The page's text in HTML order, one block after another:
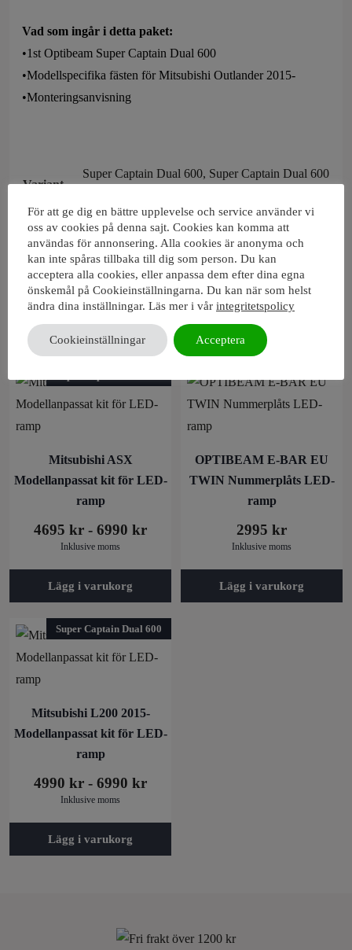
Vad som ingår i detta paket:
•1st Optibeam Super Captain Dual 600
•Modellspecifika fästen för Mitsubishi Outlander 2015-
•Monteringsanvisning
Variant
Super Captain Dual 600, Super Captain Dual 600
Artikelnummer dsm-8020100234
Relaterade produkter
Mitsubishi ASX
Modellanpassat kit för LED-
ramp
4695 kr - 6990 kr
Inklusive moms
Lägg i varukorg
här
varianter.
alternativen
kan
produktsidan
OPTIBEAM E-BAR EU
TWIN Nummerplåts LED-
ramp
2995 kr
Inklusive moms
Lägg i varukorg
Super Captain Dual 600
Mitsubishi L200 2015-
Modellanpassat kit för LED-
ramp
4990 kr - 6990 kr
Inklusive moms
Lägg i varukorg
Den
här
varianter.
alternativen
kan
För att ge dig en bättre upplevelse och service använder vi
oss av cookies på denna sajt. Cookies kan komma att
användas för annonsering. Alla cookies är anonyma och
kan inte spåras tillbaka till dig som person. Du kan
acceptera alla cookies, eller anpassa dem efter dina egna
önskemål på Cookieinställningarna. Du kan när som helst
ändra dina inställningar. Läs mer i vår integritetspolicy
Cookieinställningar Acceptera